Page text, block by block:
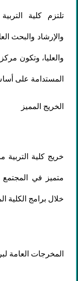
تلتزم كلية
والإرشاد والبحث
والعليا، وتكون
المستدامة على
الخريج المميز
خريج كلية التربية
متميز في
خلال برامج الكلية
المخرجات العامة